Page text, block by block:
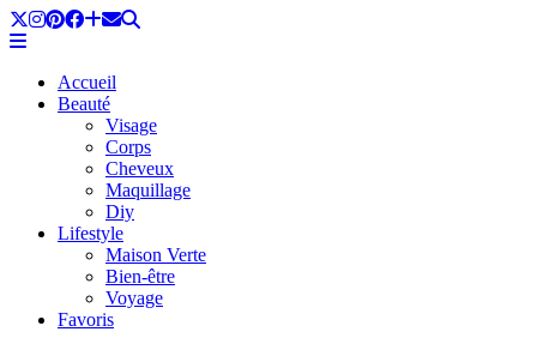
Accueil
Beauté
Visage
Corps
Cheveux
Maquillage
Diy
Lifestyle
Maison Verte
Bien-être
Voyage
Favoris